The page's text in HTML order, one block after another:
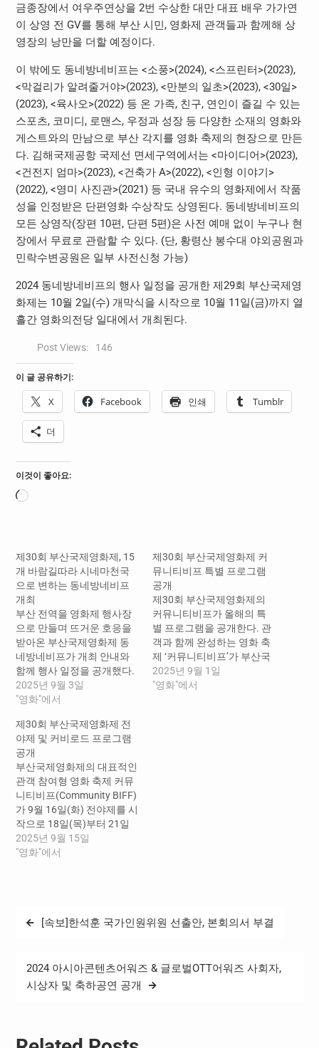
금종장에서 여우주연상을 2번 수상한 대만 대표 배우 가가연
이 상영 전 GV를 통해 부산 시민, 영화제 관객들과 함께해 상
영장의 낭만을 더할 예정이다.
이 밖에도 동네방네비프는 <소풍>(2024), <스프린터>(2023),
<막걸리가 알려줄거야>(2023), <만분의 일초>(2023), <30일>
(2023), <육사오>(2022) 등 온 가족, 친구, 연인이 즐길 수 있는
스포츠, 코미디, 로맨스, 우정과 성장 등 다양한 소재의 영화와
게스트와의 만남으로 부산 각지를 영화 축제의 현장으로 만든
다. 김해국제공항 국제선 면세구역에서는 <마이디어>(2023),
<건전지 엄마>(2023), <건축가 A>(2022), <인형 이야기>
(2022), <영미 사진관>(2021) 등 국내 유수의 영화제에서 작품
성을 인정받은 단편영화 수상작도 상영된다. 동네방네비프의
모든 상영작(장편 10편, 단편 5편)은 사전 예매 없이 누구나 현
장에서 무료로 관람할 수 있다. (단, 황령산 봉수대 야외공원과
민락수변공원은 일부 사전신청 가능)
2024 동네방네비프의 행사 일정을 공개한 제29회 부산국제영
화제는 10월 2일(수) 개막식을 시작으로 10월 11일(금)까지 열
흘간 영화의전당 일대에서 개최된다.
Post Views: 146
이 글 공유하기:
X Facebook 인쇄 Tumblr
더
이것이 좋아요:
로
제30회 부산국제영화제, 15
개 바람길따라 시네마천국
으로 변하는 동네방네비프
개최
부산 전역을 영화제 행사장
으로 만들며 뜨거운 호응을
받아온 부산국제영화제 동
네방네비프가 개최 안내와
함께 행사 일정을 공개했다.
동네방네비프는 부산국제영
화제가 개최되는 해운대 일
화제의 무대가 되는 지역 친
화적 영화제로, 일상 속에서
영화를 즐길 수 있는 것이 특
징이다. 올해로 5회째를 맞
이하는 동네방네비프는 사
람 냄새 나는 도시 부산의 개
성 있는 공간들을…
2025년 9월 3일
"영화"에서
제30회 부산국제영화제 커
뮤니티비프 특별 프로그램
공개
제30회 부산국제영화제의
커뮤니티비프가 올해의 특
별 프로그램을 공개한다. 관
객과 함께 완성하는 영화 축
제 ‘커뮤니티비프’가 부산국
제영화제 30회를 추억하는
특별한 프로그램들을 선보
2025년 9월 1일
"영화"에서
제30회 부산국제영화제 전
야제 및 커비로드 프로그램
공개
부산국제영화제의 대표적인
관객 참여형 영화 축제 커뮤
니티비프(Community BIFF)
가 9월 16일(화) 전야제를 시
작으로 18일(목)부터 21일
(일)까지 이어진다. 영화와
춤, 음악, 문학, 과학기술까지
사랑하는 영화인’, 윤제균 감
제영화제의 성공을 기원하
는 전야제가…
2025년 9월 15일
"영화"에서
글
색
[속보]한석훈 국가인원위원 선출안, 본회의서 부결
2024 아시아콘텐츠어워즈 & 글로벌OTT어워즈 사회자,
시상자 및 축하공연 공개